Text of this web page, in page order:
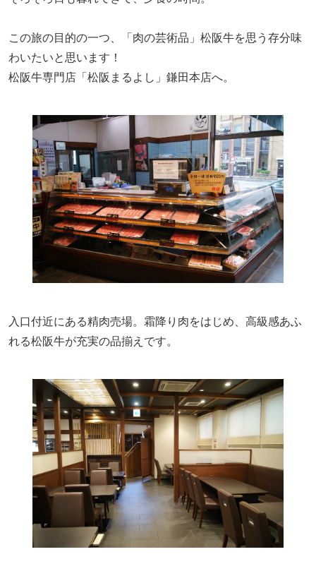
この旅の目的の一つ、「肉の芸術品」松阪牛を思う存分味
わいたいと思います！
松阪牛専門店「松阪まるよし」鎌田本店へ。
入口付近にある精肉売場。霜降り肉をはじめ、高級感あふ
れる松阪牛が充実の品揃えです。